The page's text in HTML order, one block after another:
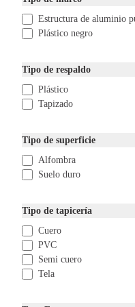
Estructura de aluminio
Plástico negro
Tipo de respaldo
Plástico
Tapizado
Tipo de superficie
Alfombra
Suelo duro
Tipo de tapicería
Cuero
PVC
Semi cuero
Tela